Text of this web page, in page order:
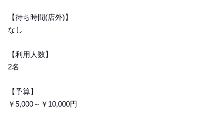
【待ち時間(店外)】
なし
【利用人数】
2名
【予算】
￥5,000～￥10,000円